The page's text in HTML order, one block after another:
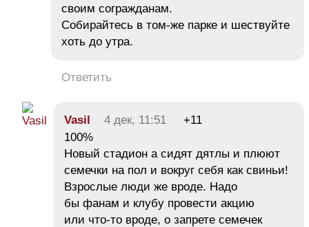
своим согражданам.
Собирайтесь в том-же парке и шествуйте
хоть до утра.
Ответить
Vasil 4 дек, 11:51
+11
100%
Новый стадион а сидят дятлы и плюют
семечки на пол и вокруг себя как свиньи!
Взрослые люди же вроде. Надо
бы фанам и клубу провести акцию
или что-то вроде, о запрете семечек